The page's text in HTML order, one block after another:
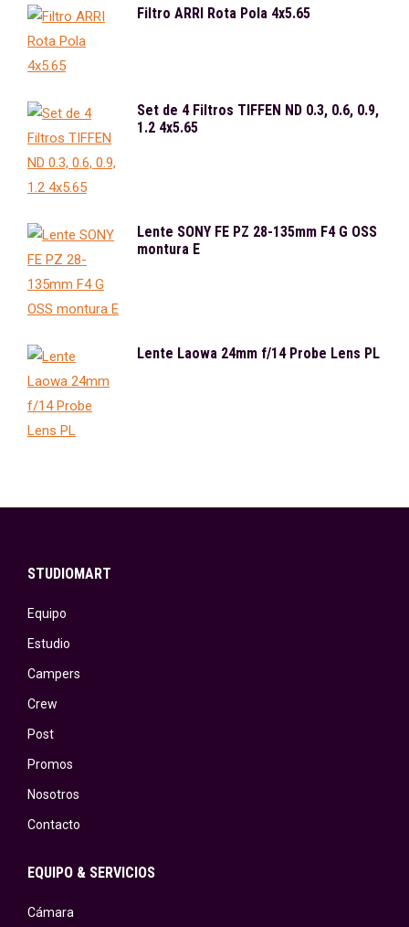
Filtro ARRI Rota Pola 4x5.65
Set de 4 Filtros TIFFEN ND 0.3, 0.6, 0.9,
1.2 4x5.65
Lente SONY FE PZ 28-135mm F4 G OSS
montura E
Lente Laowa 24mm f/14 Probe Lens PL
STUDIOMART
Equipo
Estudio
Campers
Crew
Post
Promos
Nosotros
Contacto
EQUIPO & SERVICIOS
Cámara